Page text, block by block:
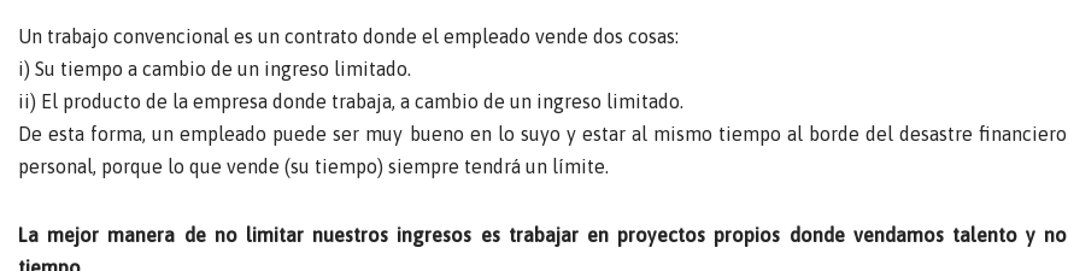
Un trabajo convencional es un contrato donde el empleado vende dos cosas:
i) Su tiempo a cambio de un ingreso limitado.
ii) El producto de la empresa donde trabaja, a cambio de un ingreso limitado.
De esta forma, un empleado puede ser muy bueno en lo suyo y estar al mismo tiempo al borde del desastre financiero
personal, porque lo que vende (su tiempo) siempre tendrá un límite.
La mejor manera de no limitar nuestros ingresos es trabajar en proyectos propios donde vendamos talento y no